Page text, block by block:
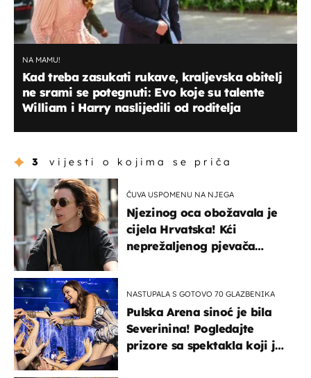
NA MAMU!
Kad treba zasukati rukave, kraljevska obitelj
ne srami se potegnuti: Evo koje su talente
William i Harry naslijedili od roditelja
3 vijesti o kojima se priča
ČUVA USPOMENU NA NJEGA
Njezinog oca obožavala je
cijela Hrvatska! Kći
neprežaljenog pjevača
NASTUPALA S GOTOVO 70 GLAZBENIKA
Pulska Arena sinoć je bila
Severinina! Pogledajte
prizore sa spektakla koji je